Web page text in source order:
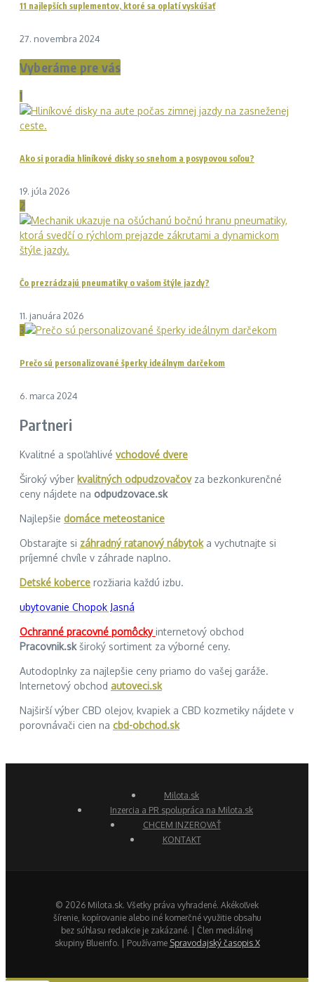
11 najlepších suplementov, ktoré sa oplatí vyskúšať
27. novembra 2024
Vyberáme pre vás
1
Ako si poradia hliníkové disky so snehom a posypovou soľou?
19. júla 2026
2
Čo prezrádzajú pneumatiky o vašom štýle jazdy?
11. januára 2026
3
Prečo sú personalizované šperky ideálnym darčekom
6. marca 2024
Partneri
Kvalitné a spoľahlivé vchodové dvere
Široký výber kvalitných odpudzovačovza bezkonkurenčné
ceny nájdete na odpudzovace.sk
Najlepšie domáce meteostanice
Obstarajte si záhradný ratanový nábytoka vychutnajte si
príjemné chvíle v záhrade naplno.
Detské koberce rozžiaria každú izbu.
ubytovanie Chopok Jasná
Ochranné pracovné pomôckyinternetový obchod
Pracovnik.skširoký sortiment za výborné ceny.
Autodoplnky za najlepšie ceny priamo do vašej garáže.
Internetový obchod autoveci.sk
Najširší výber CBD olejov, kvapiek a CBD kozmetiky nájdete v
porovnávači cien na cbd-obchod.sk
Milota.sk
Inzercia a PR spolupráca na Milota.sk
CHCEM INZEROVAŤ
KONTAKT
© 2026 Milota.sk. Všetky práva vyhradené. Akékoľvek
šírenie, kopírovanie alebo iné komerčné využitie obsahu
bez súhlasu redakcie je zakázané. | Člen mediálnej
skupiny Blueinfo. | Používame Spravodajský časopis X